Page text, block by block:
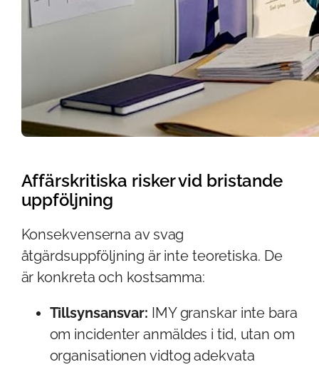
Affärskritiska risker vid bristande
uppföljning
Konsekvenserna av svag
åtgärdsuppföljning är inte teoretiska. De
är konkreta och kostsamma:
Tillsynsansvar: IMY granskar inte bara
om incidenter anmäldes i tid, utan om
organisationen vidtog adekvata